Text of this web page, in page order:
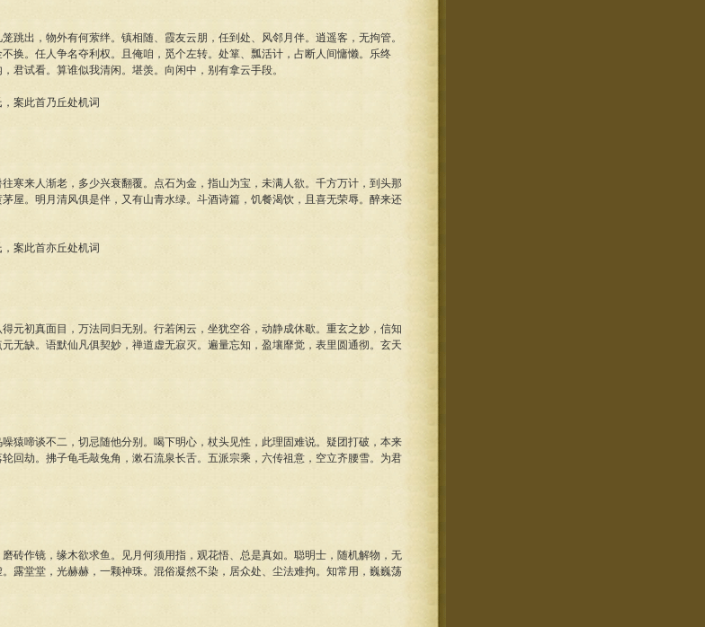
出，物外有何萦绊。镇相随、霞友云朋，任到处、风邻月伴。逍遥客，无拘管。
换。任人争名夺利权。且俺咱，觅个左转。处箪、瓢活计，占断人间慵懒。乐终
君试看。算谁似我清闲。堪羡。向闲中，别有拿云手段。
案此首乃丘处机词
来人渐老，多少兴衰翻覆。点石为金，指山为宝，未满人欲。千方万计，到头那
屋。明月清风俱是伴，又有山青水绿。斗酒诗篇，饥餐渴饮，且喜无荣辱。醉来还
案此首亦丘处机词
初真面目，万法同归无别。行若闲云，坐犹空谷，动静成休歇。重玄之妙，信知
无缺。语默仙凡俱契妙，禅道虚无寂灭。遍量忘知，盈壤靡觉，表里圆通彻。玄天
啼谈不二，切忌随他分别。喝下明心，杖头见性，此理固难说。疑团打破，本来
回劫。拂子龟毛敲兔角，漱石流泉长舌。五派宗乘，六传祖意，空立齐腰雪。为君
作镜，缘木欲求鱼。见月何须用指，观花悟、总是真如。聪明士，随机解物，无
露堂堂，光赫赫，一颗神珠。混俗凝然不染，居众处、尘法难拘。知常用，巍巍荡